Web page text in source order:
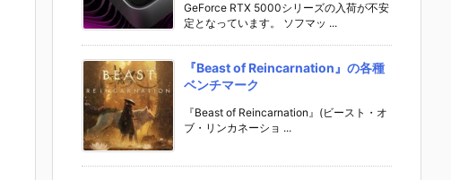
GeForce RTX 5000シリーズの入荷が不安
定となっています。 ソフマッ ...
『Beast of Reincarnation』の各種
ベンチマーク
『Beast of Reincarnation』(ビースト・オ
ブ・リンカネーショ ...